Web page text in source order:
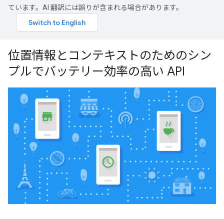
ています。AI 翻訳には誤りが含まれる場合があります。
位置情報とコンテキストのためのシン
プルでバッテリー効率の高い API